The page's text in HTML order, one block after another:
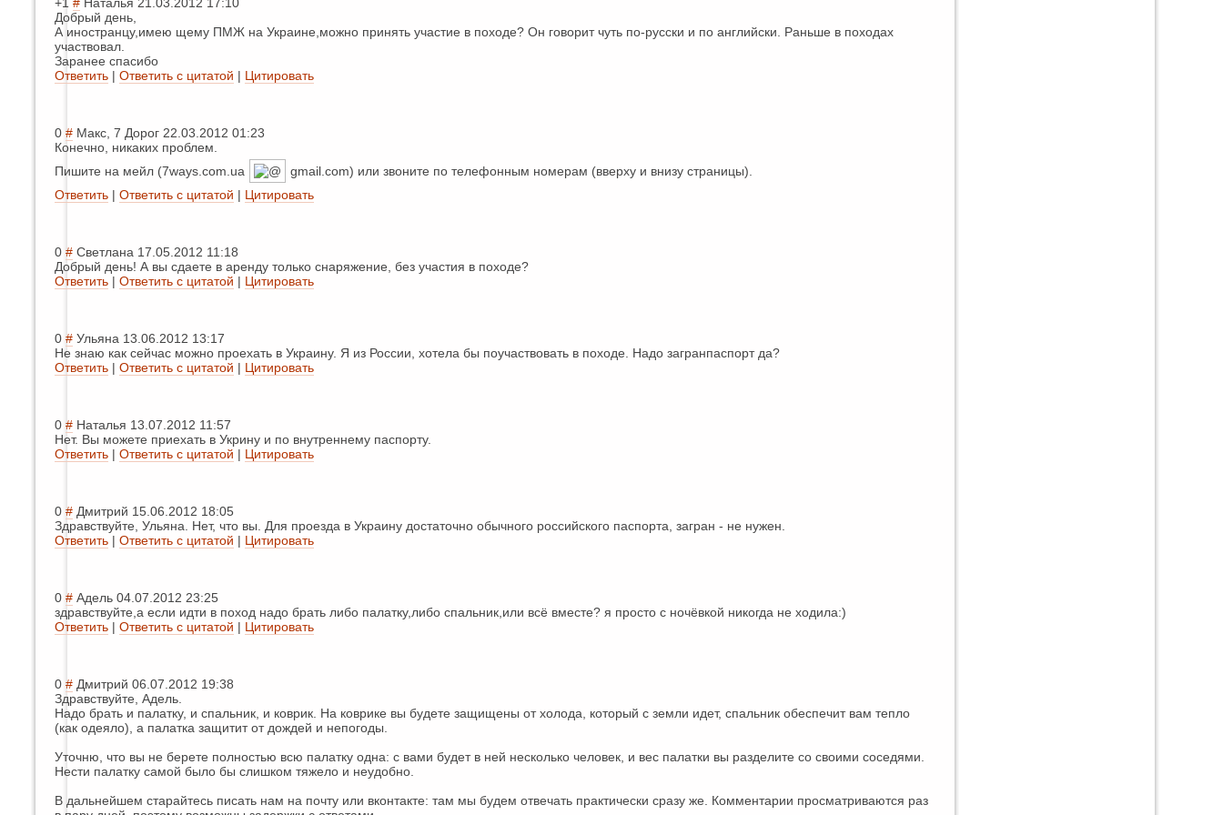
Добрый день,
А иностранцу,имею щему ПМЖ на Украине,можно принять участие в походе? Он говорит чуть по-русски и по английски. Раньше в походах
участвовал.
Заранее спасибо
Ответить | Ответить с цитатой | Цитировать
0 # Макс, 7 Дорог 22.03.2012 01:23
Конечно, никаких проблем.
Пишите на мейл (7ways.com.ua gmail.com) или звоните по телефонным номерам (вверху и внизу страницы).
Ответить | Ответить с цитатой | Цитировать
0 # Светлана 17.05.2012 11:18
Добрый день! А вы сдаете в аренду только снаряжение, без участия в походе?
Ответить | Ответить с цитатой | Цитировать
0 # Ульяна 13.06.2012 13:17
Не знаю как сейчас можно проехать в Украину. Я из России, хотела бы поучаствовать в походе. Надо загранпаспорт да?
Ответить | Ответить с цитатой | Цитировать
0 # Наталья 13.07.2012 11:57
Нет. Вы можете приехать в Укрину и по внутреннему паспорту.
Ответить | Ответить с цитатой | Цитировать
0 # Дмитрий 15.06.2012 18:05
Здравствуйте, Ульяна. Нет, что вы. Для проезда в Украину достаточно обычного российского паспорта, загран - не нужен.
Ответить | Ответить с цитатой | Цитировать
0 # Адель 04.07.2012 23:25
здравствуйте,а если идти в поход надо брать либо палатку,либо спальник,или всё вместе? я просто с ночёвкой никогда не ходила:)
Ответить | Ответить с цитатой | Цитировать
0 # Дмитрий 06.07.2012 19:38
Здравствуйте, Адель.
Надо брать и палатку, и спальник, и коврик. На коврике вы будете защищены от холода, который с земли идет, спальник обеспечит вам тепло
(как одеяло), а палатка защитит от дождей и непогоды.
Уточню, что вы не берете полностью всю палатку одна: с вами будет в ней несколько человек, и вес палатки вы разделите со своими соседями.
Нести палатку самой было бы слишком тяжело и неудобно.
В дальнейшем старайтесь писать нам на почту или вконтакте: там мы будем отвечать практически сразу же. Комментарии просматриваются раз